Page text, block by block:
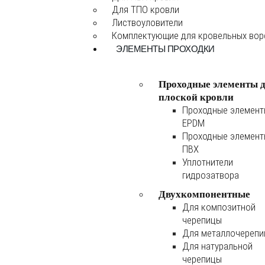
Для ТПО кровли
Листвоуловители
Комплектующие для кровельных
ЭЛЕМЕНТЫ ПРОХОДКИ
Проходные элементы
плоской кровли
Проходные
EPDM
Проходные
ПВХ
Уплотнители
гидрозатвора
Двухкомпонентные
Для композитной
черепицы
Для
Для натуральной
черепицы